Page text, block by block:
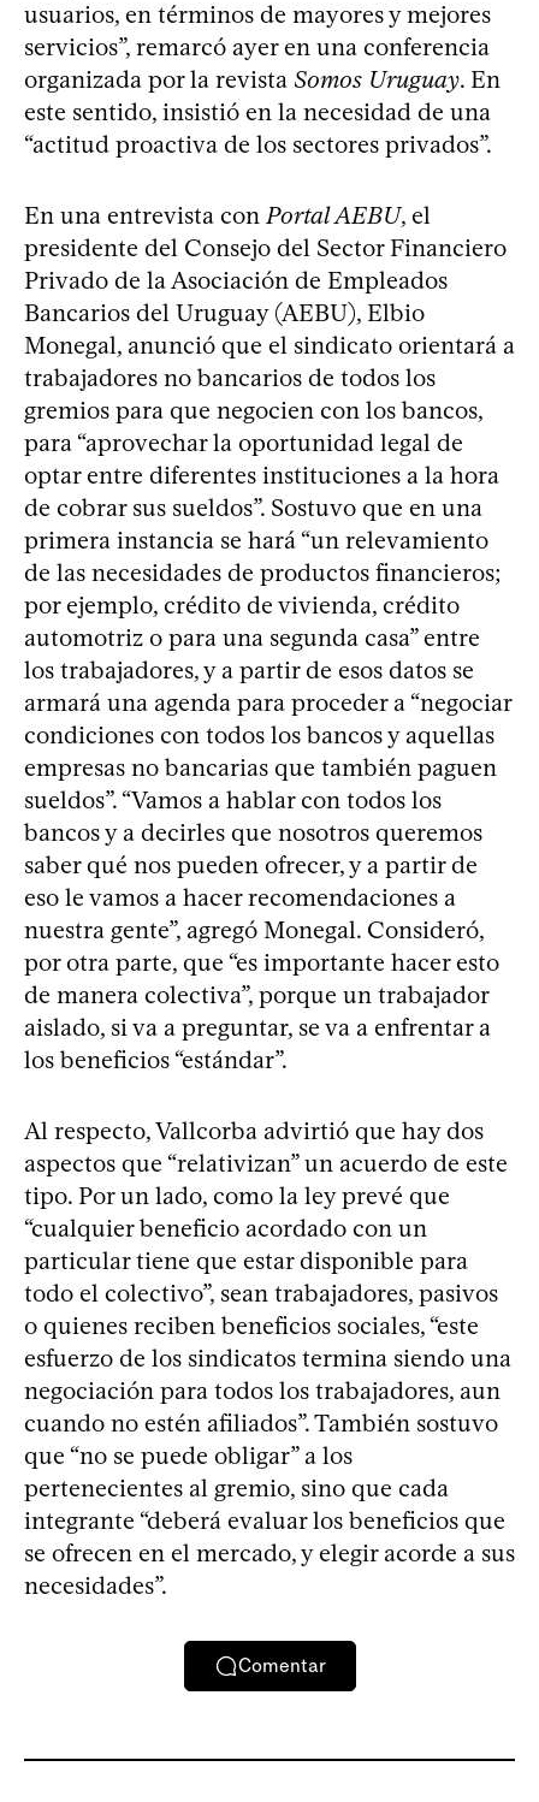
usuarios, en términos de mayores y mejores
servicios”, remarcó ayer en una conferencia
organizada por la revista Somos Uruguay. En
este sentido, insistió en la necesidad de una
“actitud proactiva de los sectores privados”.
En una entrevista con Portal AEBU, el
presidente del Consejo del Sector Financiero
Privado de la Asociación de Empleados
Bancarios del Uruguay (AEBU), Elbio
Monegal, anunció que el sindicato orientará a
trabajadores no bancarios de todos los
gremios para que negocien con los bancos,
para “aprovechar la oportunidad legal de
optar entre diferentes instituciones a la hora
de cobrar sus sueldos”. Sostuvo que en una
primera instancia se hará “un relevamiento
de las necesidades de productos financieros;
por ejemplo, crédito de vivienda, crédito
automotriz o para una segunda casa” entre
los trabajadores, y a partir de esos datos se
armará una agenda para proceder a “negociar
condiciones con todos los bancos y aquellas
empresas no bancarias que también paguen
sueldos”. “Vamos a hablar con todos los
bancos y a decirles que nosotros queremos
saber qué nos pueden ofrecer, y a partir de
eso le vamos a hacer recomendaciones a
nuestra gente”, agregó Monegal. Consideró,
por otra parte, que “es importante hacer esto
de manera colectiva”, porque un trabajador
aislado, si va a preguntar, se va a enfrentar a
los beneficios “estándar”.
Al respecto, Vallcorba advirtió que hay dos
aspectos que “relativizan” un acuerdo de este
tipo. Por un lado, como la ley prevé que
“cualquier beneficio acordado con un
particular tiene que estar disponible para
todo el colectivo”, sean trabajadores, pasivos
o quienes reciben beneficios sociales, “este
esfuerzo de los sindicatos termina siendo una
negociación para todos los trabajadores, aun
cuando no estén afiliados”. También sostuvo
que “no se puede obligar” a los
pertenecientes al gremio, sino que cada
integrante “deberá evaluar los beneficios que
se ofrecen en el mercado, y elegir acorde a sus
necesidades”.
Comentar